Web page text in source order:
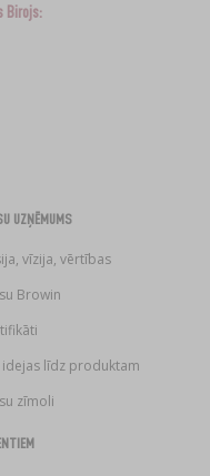
Birojs:
UZŅĒMUMS
vīzija, vērtības
Browin
idejas līdz produktam
zīmoli